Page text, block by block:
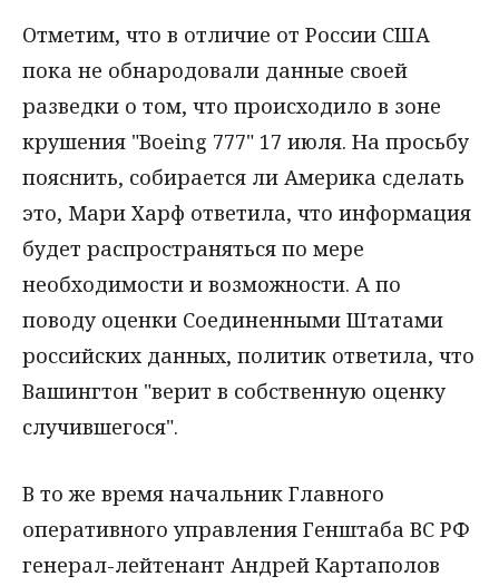
Отметим, что в отличие от России США
пока не обнародовали данные своей
разведки о том, что происходило в зоне
крушения "Boeing 777" 17 июля. На просьбу
пояснить, собирается ли Америка сделать
это, Мари Харф ответила, что информация
будет распространяться по мере
необходимости и возможности. А по
поводу оценки Соединенными Штатами
российских данных, политик ответила, что
Вашингтон "верит в собственную оценку
случившегося".
В то же время начальник Главного
оперативного управления Генштаба ВС РФ
генерал-лейтенант Андрей Картаполов